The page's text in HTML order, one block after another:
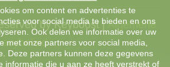
by Keyboost |Algemene
om content en advertenties te
voor social media te bieden en ons
Ook delen we informatie over uw
met onze partners voor social media,
Deze partners kunnen deze gegevens
informatie die u aan ze heeft verstrekt of